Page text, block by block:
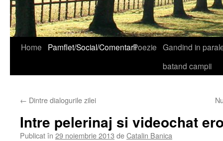
Sari
Home Pamflet/Social/ComentariiPoezie Gandind in
batand campii
← Dintre dialogurile zilei
Intre pelerinaj si videochat
Publicat în 29 noiembrie 2013 deCatalin Banica